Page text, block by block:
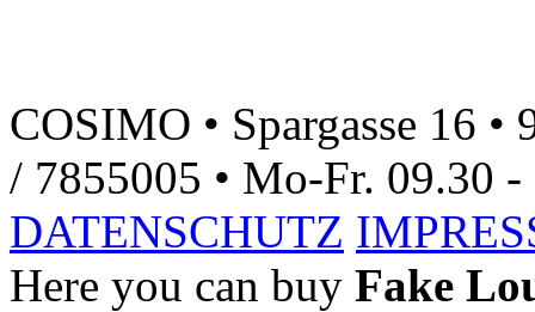
COSIMO • Spargasse 16
/ 7855005 • Mo-Fr. 09.30
DATENSCHUTZ
Here you can buy Fake